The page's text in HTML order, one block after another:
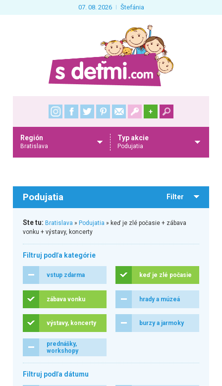
07. 08. 2026 Štefánia
+
Región
Bratislava
Typ akcie
Podujatia
Podujatia Filter
Ste tu: Bratislava » Podujatia » keď je zlé počasie + zábava
vonku + výstavy, koncerty
Filtruj podľa kategórie
vstup zdarma keď je zlé počasie
zábava vonku hrady a múzeá
výstavy, koncerty burzy a jarmoky
prednášky,
workshopy
Filtruj podľa dátumu